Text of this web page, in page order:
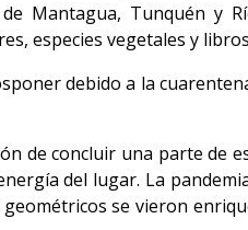
Mantagua, Tunquén y
especies vegetales y
debido a la
de concluir una parte de
del lugar. La
se vieron